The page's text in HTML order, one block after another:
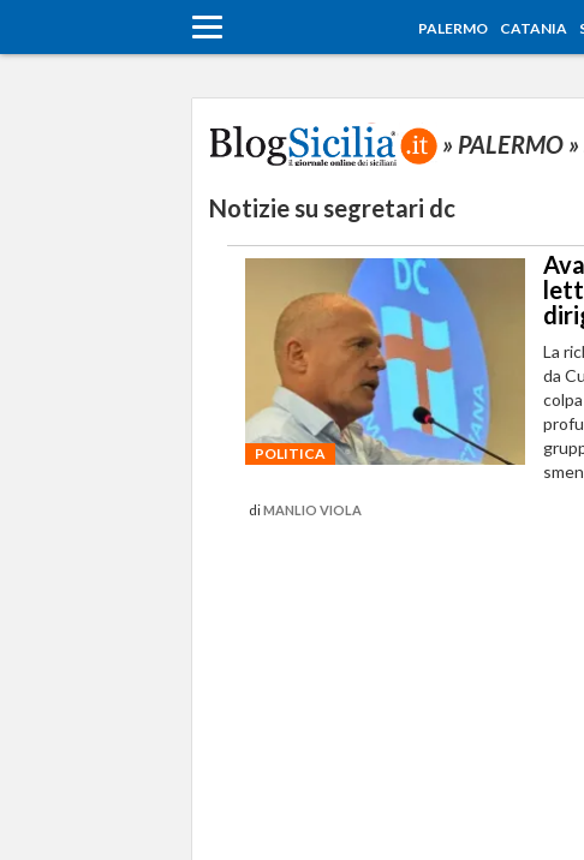
PALERMO CATANIA
» PALERMO
Notizie su segretari dc
POLITICA
La
da
diMANLIO VIOLA